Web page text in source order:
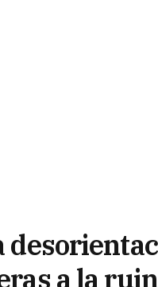
a la